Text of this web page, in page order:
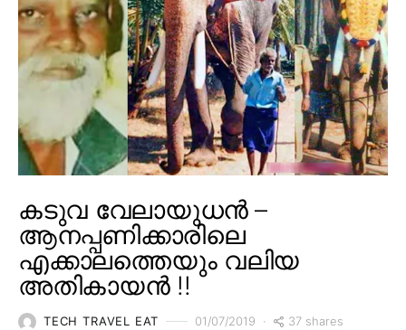
കടുവ വേലായുധൻ –
ആനപ്പണിക്കാരിലെ
എക്കാലത്തെയും വലിയ
അതികായൻ !!
TECH TRAVEL EAT 01/07/2019 37 shares